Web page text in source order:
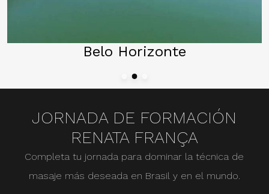
Porto Alegre
JORNADA DE FORMACIÓN
RENATA FRANÇA
Completa tu jornada para dominar la técnica de
masaje más deseada en Brasil y en el mundo.